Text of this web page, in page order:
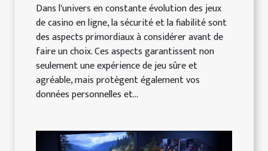
Dans l'univers en constante évolution des jeux
de casino en ligne, la sécurité et la fiabilité sont
des aspects primordiaux à considérer avant de
faire un choix. Ces aspects garantissent non
seulement une expérience de jeu sûre et
agréable, mais protègent également vos
données personnelles et...